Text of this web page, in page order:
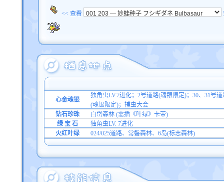
<< 查看
心金魂银
独角虫LV.7进化；2号道路(魂银限定)；30、31号
(魂银限定)；捕虫大会
钻石珍珠
白岱森林 (需插《叶绿》卡带)
绿 宝 石
独角虫LV. 7进化
火红叶绿
024/025道路、常磐森林、6岛(标志森林)